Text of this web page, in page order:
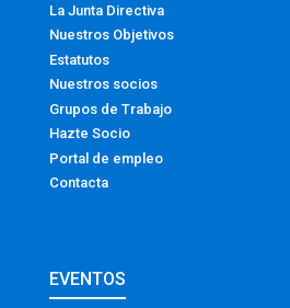
La Junta Directiva
Nuestros Objetivos
Estatutos
Nuestros socios
Grupos de Trabajo
Hazte Socio
Portal de empleo
Contacta
EVENTOS